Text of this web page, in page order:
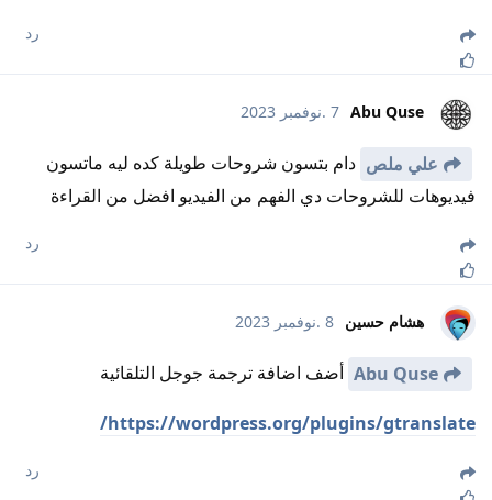
رد
Abu Quse 7 .نوفمبر 2023
علي ملص دام بتسون شروحات طويلة كده ليه ماتسون
فيديوهات للشروحات دي الفهم من الفيديو افضل من القراءة
رد
هشام حسين 8 .نوفمبر 2023
Abu Quse أضف اضافة ترجمة جوجل التلقائية
https://wordpress.org/plugins/gtranslate/
رد